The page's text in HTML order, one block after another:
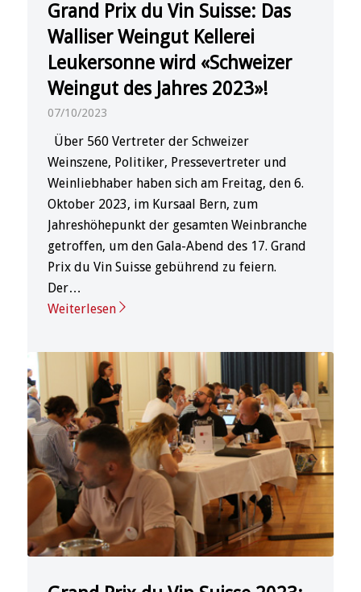
Grand Prix du Vin Suisse: Das
Walliser Weingut Kellerei
Leukersonne wird «Schweizer
Weingut des Jahres 2023»!
07/10/2023
Über 560 Vertreter der Schweizer
Weinszene, Politiker, Pressevertreter und
Weinliebhaber haben sich am Freitag, den 6.
Oktober 2023, im Kursaal Bern, zum
Jahreshöhepunkt der gesamten Weinbranche
getroffen, um den Gala-Abend des 17. Grand
Prix du Vin Suisse gebührend zu feiern.
Der…
Weiterlesen